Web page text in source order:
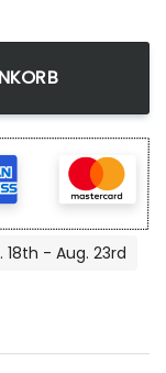
- Aug. 23rd